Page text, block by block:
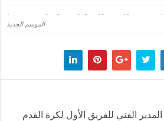
الموسم الجديد
الفني للفريق الأول لكرة القدم